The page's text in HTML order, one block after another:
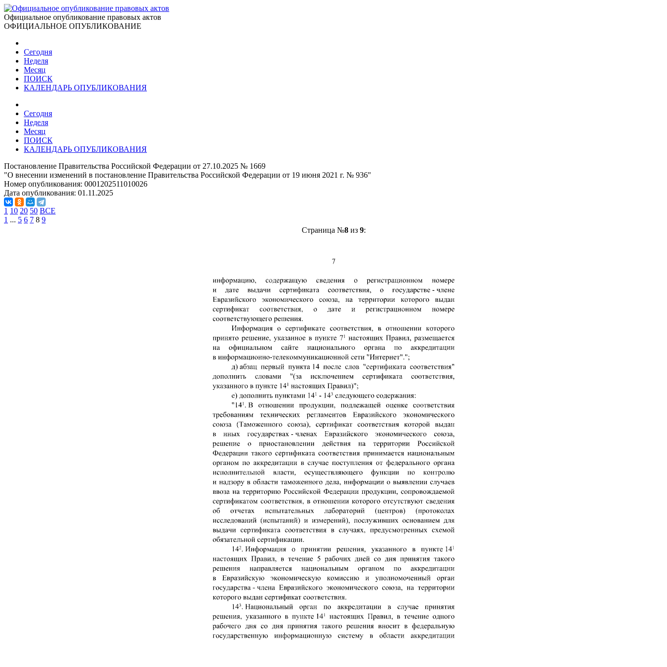
Официальное опубликование правовых актов
ОФИЦИАЛЬНОЕ ОПУБЛИКОВАНИЕ
Сегодня
Неделя
Месяц
ПОИСК
КАЛЕНДАРЬ ОПУБЛИКОВАНИЯ
Сегодня
Неделя
Месяц
ПОИСК
КАЛЕНДАРЬ ОПУБЛИКОВАНИЯ
Постановление Правительства Российской Федерации от 27.10.2025 № 1669
"О внесении изменений в постановление Правительства Российской Федерации от 19 июня 2021 г. № 936"
Номер опубликования: 0001202511010026
Дата опубликования: 01.11.2025
1 10 20 50 ВСЕ
1 ... 5 6 7 8 9
Страница №8из 9: